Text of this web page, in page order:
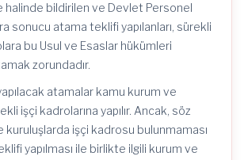
halinde bildirilen ve Devlet Personel
sonucu atama teklifi yapılanları, sürekli
bu Usul ve Esaslar hükümleri
zorundadır.
atamalar kamu kurum ve
işçi kadrolarına yapılır. Ancak, söz
kuruluşlarda işçi kadrosu bulunmaması
yapılması ile birlikte ilgili kurum ve